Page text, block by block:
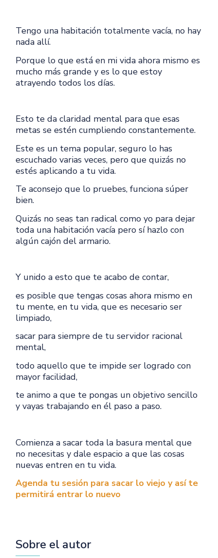
Tengo una habitación totalmente vacía, no hay
nada allí.
Porque lo que está en mi vida ahora mismo es
mucho más grande y es lo que estoy
atrayendo todos los días.
Esto te da claridad mental para que esas
metas se estén cumpliendo constantemente.
Este es un tema popular, seguro lo has
escuchado varias veces, pero que quizás no
estés aplicando a tu vida.
Te aconsejo que lo pruebes, funciona súper
bien.
Quizás no seas tan radical como yo para dejar
toda una habitación vacía pero sí hazlo con
algún cajón del armario.
Y unido a esto que te acabo de contar,
es posible que tengas cosas ahora mismo en
tu mente, en tu vida, que es necesario ser
limpiado,
sacar para siempre de tu servidor racional
mental,
todo aquello que te impide ser logrado con
mayor facilidad,
te animo a que te pongas un objetivo sencillo
y vayas trabajando en él paso a paso.
Comienza a sacar toda la basura mental que
no necesitas y dale espacio a que las cosas
nuevas entren en tu vida.
Agenda tu sesión para sacar lo viejo y así te
permitirá entrar lo nuevo
Sobre el autor